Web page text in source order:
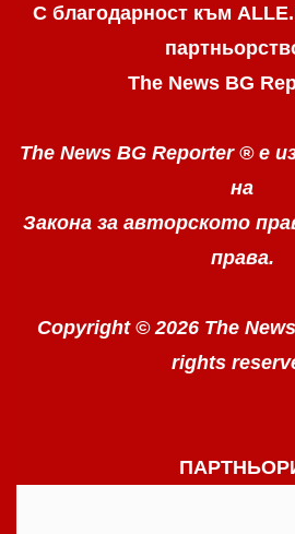
С благодарност към
The News BG
The News BG Reporter ® е
на
Закона за авторското
права.
Copyright © 2026 The
rights